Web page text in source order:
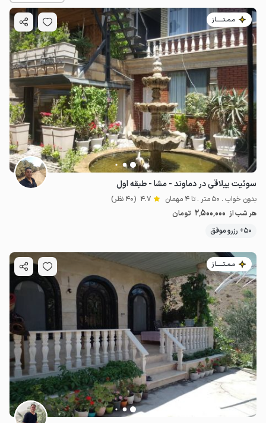
مـمـتــــــاز
سوئیت ییلاقی در دماوند - مشا - طبقه اول
بدون خواب . 50 متر . تا 4 مهمان 4.7 (40 نظر)
هر شب از 2٬500٬000 تومان
50+ رزرو موفق
مـمـتــــــاز